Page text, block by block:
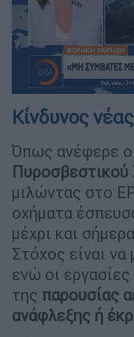
Κίνδυνος
Όπως ανέφερε ο
μιλώντας στο
οχήματα
μέχρι και
Στόχος είναι
ενώ οι
της παρουσίας
ανάφλεξης ή